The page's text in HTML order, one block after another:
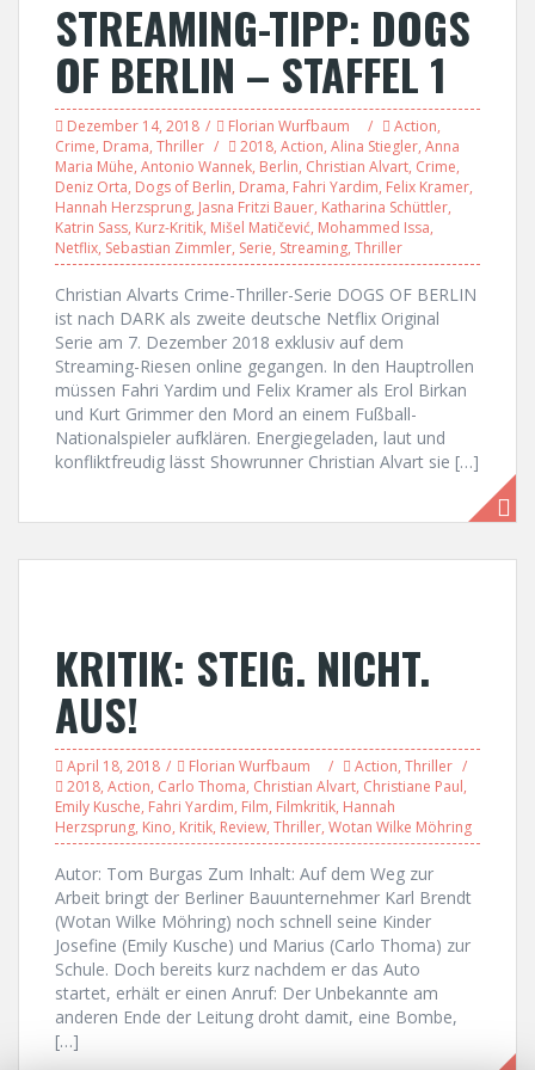
STREAMING-TIPP: DOGS
OF BERLIN – STAFFEL 1
Dezember 14, 2018 Florian Wurfbaum Action,
Crime, Drama, Thriller 2018, Action, Alina Stiegler, Anna
Maria Mühe, Antonio Wannek, Berlin, Christian Alvart, Crime,
Deniz Orta, Dogs of Berlin, Drama, Fahri Yardim, Felix Kramer,
Hannah Herzsprung, Jasna Fritzi Bauer, Katharina Schüttler,
Katrin Sass, Kurz-Kritik, Mišel Matičević, Mohammed Issa,
Netflix, Sebastian Zimmler, Serie, Streaming, Thriller
Christian Alvarts Crime-Thriller-Serie DOGS OF BERLIN
ist nach DARK als zweite deutsche Netflix Original
Serie am 7. Dezember 2018 exklusiv auf dem
Streaming-Riesen online gegangen. In den Hauptrollen
müssen Fahri Yardim und Felix Kramer als Erol Birkan
und Kurt Grimmer den Mord an einem Fußball-
Nationalspieler aufklären. Energiegeladen, laut und
konfliktfreudig lässt Showrunner Christian Alvart sie […]
KRITIK: STEIG. NICHT.
AUS!
April 18, 2018 Florian Wurfbaum Action, Thriller
2018, Action, Carlo Thoma, Christian Alvart, Christiane Paul,
Emily Kusche, Fahri Yardim, Film, Filmkritik, Hannah
Herzsprung, Kino, Kritik, Review, Thriller, Wotan Wilke Möhring
Autor: Tom Burgas Zum Inhalt: Auf dem Weg zur
Arbeit bringt der Berliner Bauunternehmer Karl Brendt
(Wotan Wilke Möhring) noch schnell seine Kinder
Josefine (Emily Kusche) und Marius (Carlo Thoma) zur
Schule. Doch bereits kurz nachdem er das Auto
startet, erhält er einen Anruf: Der Unbekannte am
anderen Ende der Leitung droht damit, eine Bombe,
[…]